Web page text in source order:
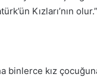
Kızları’nın
binlerce kız